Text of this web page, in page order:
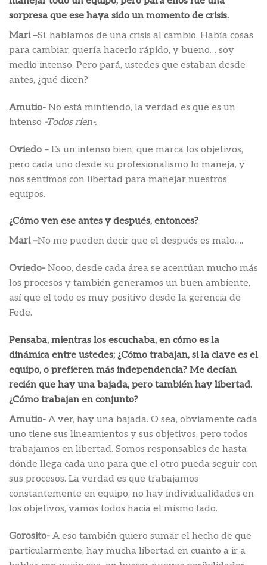
sorpresa que ese haya sido un momento de crisis.
Mari –Si, hablamos de una crisis al cambio. Había cosas
para cambiar, quería hacerlo rápido, y bueno… soy
medio intenso. Pero pará, ustedes que estaban desde
antes, ¿qué dicen?
Amutio- No está mintiendo, la verdad es que es un
intenso -Todos ríen-.
Oviedo – Es un intenso bien, que marca los objetivos,
pero cada uno desde su profesionalismo lo maneja, y
nos sentimos con libertad para manejar nuestros
equipos.
¿Cómo ven ese antes y después, entonces?
Mari –No me pueden decir que el después es malo….
Oviedo- Nooo, desde cada área se acentúan mucho más
los procesos y también generamos un buen ambiente,
así que el todo es muy positivo desde la gerencia de
Fede.
Pensaba, mientras los escuchaba, en cómo es la
dinámica entre ustedes; ¿Cómo trabajan, si la clave es el
equipo, o prefieren más independencia? Me decían
recién que hay una bajada, pero también hay libertad.
¿Cómo trabajan en conjunto?
Amutio- A ver, hay una bajada. O sea, obviamente cada
uno tiene sus lineamientos y sus objetivos, pero todos
trabajamos en libertad. Somos responsables de hasta
dónde llega cada uno para que el otro pueda seguir con
sus procesos. La verdad es que trabajamos
constantemente en equipo; no hay individualidades en
los objetivos, vamos todos hacia el mismo lado.
Gorosito- A eso también quiero sumar el hecho de que
particularmente, hay mucha libertad en cuanto a ir a